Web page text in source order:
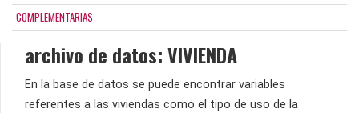
COMPLEMENTARIAS
archivo de datos: VIVIENDA
En la base de datos se puede encontrar variables
referentes a las viviendas como el tipo de uso de la